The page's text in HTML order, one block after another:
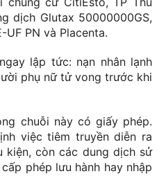
dịch Glutax 50000000GS,
UF PN và Placenta.
lập tức: nạn nhân lạnh
phụ nữ tử vong trước khi
chuỗi này có giấy phép.
việc tiêm truyền diễn ra
còn các dung dịch sử
phép lưu hành hay nhập